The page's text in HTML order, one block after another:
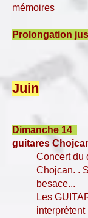
mémoires
Prolongation
Juin
Dimanche 14
guitares
Concert du
Chojcan. .
besace...
Les
interprètent